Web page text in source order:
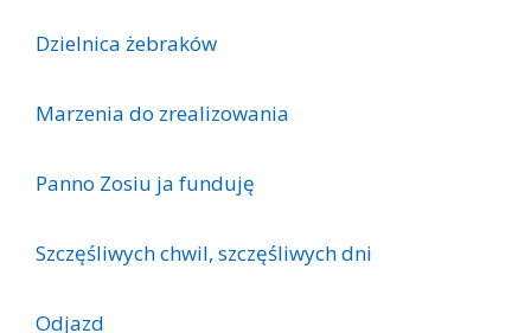
Dzielnica żebraków
Marzenia do zrealizowania
Panno Zosiu ja funduję
Szczęśliwych chwil, szczęśliwych dni
Odjazd